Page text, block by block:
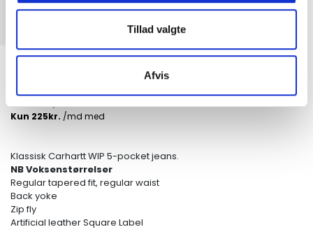
Tillad valgte
Afvis
Carhartt WIP Pants Aaron Blue Stone
DKK900,00
Klassisk Carhartt WIP 5-pocket jeans.
NB Voksenstørrelser
Regular tapered fit, regular waist
Back yoke
Zip fly
Artificial leather Square Label